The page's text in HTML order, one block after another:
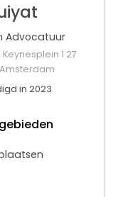
Advocatuur
Keynesplein 1 27
Amsterdam
in 2023